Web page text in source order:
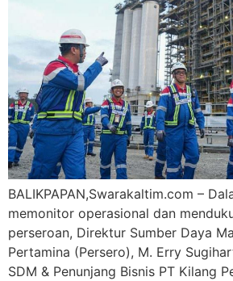
BALIKPAPAN,Swarakaltim.com –
memonitor operasional dan
perseroan, Direktur Sumber Daya
Pertamina (Persero), M. Erry
SDM & Penunjang Bisnis PT Kilang